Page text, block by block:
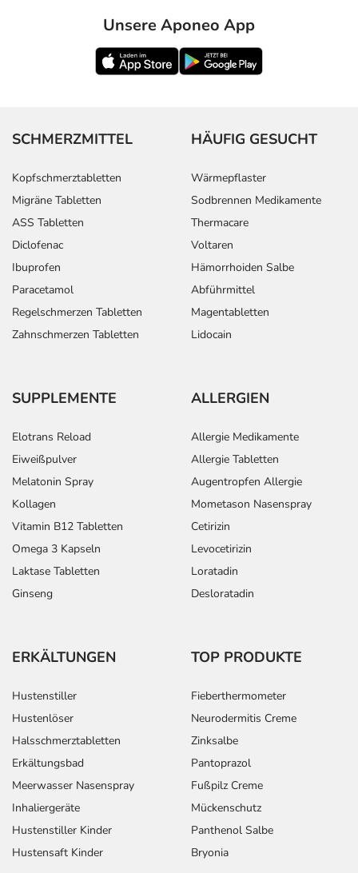
Unsere Aponeo App
SCHMERZMITTEL
Kopfschmerztabletten
Migräne Tabletten
ASS Tabletten
Diclofenac
Ibuprofen
Paracetamol
Regelschmerzen Tabletten
Zahnschmerzen Tabletten
HÄUFIG GESUCHT
Wärmepflaster
Sodbrennen Medikamente
Thermacare
Voltaren
Hämorrhoiden Salbe
Abführmittel
Magentabletten
Lidocain
SUPPLEMENTE
Elotrans Reload
Eiweißpulver
Melatonin Spray
Kollagen
Vitamin B12 Tabletten
Omega 3 Kapseln
Laktase Tabletten
Ginseng
ALLERGIEN
Allergie Medikamente
Allergie Tabletten
Augentropfen Allergie
Mometason Nasenspray
Cetirizin
Levocetirizin
Loratadin
Desloratadin
ERKÄLTUNGEN
Hustenstiller
Hustenlöser
Halsschmerztabletten
Erkältungsbad
Meerwasser Nasenspray
Inhaliergeräte
Hustenstiller Kinder
Hustensaft Kinder
TOP PRODUKTE
Fieberthermometer
Neurodermitis Creme
Zinksalbe
Pantoprazol
Fußpilz Creme
Mückenschutz
Panthenol Salbe
Bryonia